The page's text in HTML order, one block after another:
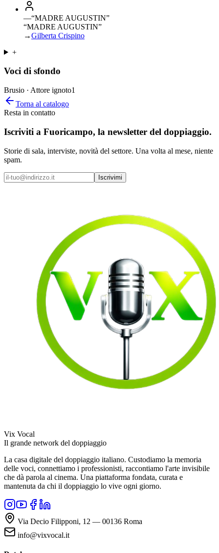
—“MADRE AUGUSTIN”
“MADRE AUGUSTIN”
→Gilberta Crispino
+
Voci di sfondo
Brusio · Attore ignoto1
Torna al catalogo
Resta in contatto
Iscriviti a Fuoricampo, la newsletter del doppiaggio.
Storie di sala, interviste, novità del settore. Una volta al mese, niente
spam.
Iscrivimi
Vix Vocal
Il grande network del doppiaggio
La casa digitale del doppiaggio italiano. Custodiamo la memoria
delle voci, connettiamo i professionisti, raccontiamo l'arte invisibile
che dà parola al cinema. Una piattaforma fondata, curata e
mantenuta da chi il doppiaggio lo vive ogni giorno.
Via Decio Filipponi, 12 — 00136 Roma
info@vixvocal.it